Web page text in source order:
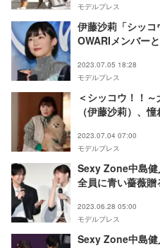
モデルプレス
伊藤沙莉「シッ
OWARIメンバー
2023.07.05 18:28
モデルプレス
＜シッコウ！！
（伊藤沙莉）、
2023.07.04 07:00
モデルプレス
Sexy Zone中島健
全員に青い薔薇
2023.06.28 05:00
モデルプレス
Sexy Zone中島健